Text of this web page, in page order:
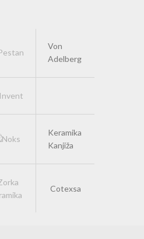
Von
Adelberg
Keramika
Kanjiža
Cotexsa